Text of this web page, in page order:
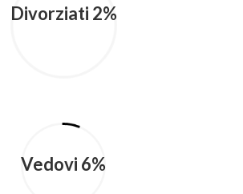
Divorziati 2%
Vedovi 6%